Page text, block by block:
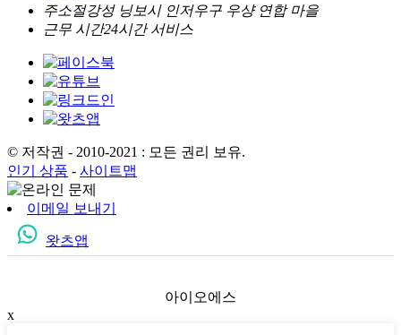
주소절강성 닝보시 인저우구 우샹 연합 마을
근무 시간24시간 서비스
© 저작권 - 2010-2021 : 모든 권리 보유.
인기 상품 - 사이트맵
이메일 보내기
왓츠앱
아이오에스
x